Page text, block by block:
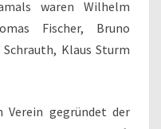
waren Wilhelm
Fischer, Bruno
Klaus Sturm
Verein gegründet der